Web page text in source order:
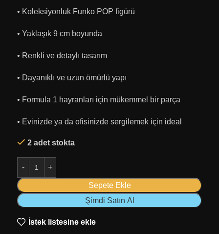
• Koleksiyonluk Funko POP figürü
• Yaklaşık 9 cm boyunda
• Renkli ve detaylı tasarım
• Dayanıklı ve uzun ömürlü yapı
• Formula 1 hayranları için mükemmel bir parça
• Evinizde ya da ofisinizde sergilemek için ideal
2 adet stokta
Sepete Ekle
Şimdi Satın Al
İstek listesine ekle